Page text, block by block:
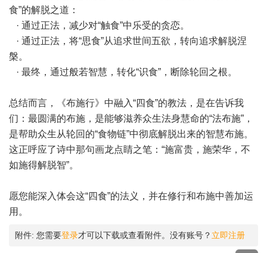
食”的解脱之道：
· 通过正法，减少对“触食”中乐受的贪恋。
· 通过正法，将“思食”从追求世间五欲，转向追求解脱涅
槃。
· 最终，通过般若智慧，转化“识食”，断除轮回之根。
总结而言，《布施行》中融入“四食”的教法，是在告诉我
们：最圆满的布施，是能够滋养众生法身慧命的“法布施”，
是帮助众生从轮回的“食物链”中彻底解脱出来的智慧布施。
这正呼应了诗中那句画龙点睛之笔：“施富贵，施荣华，不
如施得解脱智”。
愿您能深入体会这“四食”的法义，并在修行和布施中善加运
用。
附件: 您需要登录才可以下载或查看附件。没有账号？ 立即注册